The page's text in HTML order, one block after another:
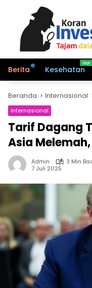
Berita Kesehatan
Beranda Internasional
Internasional
Tarif Dagang
Asia
Admin
3 Min
7 Juli 2025